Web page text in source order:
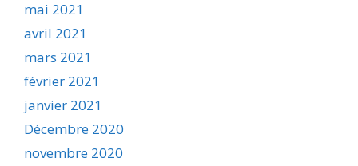
mai 2021
avril 2021
mars 2021
février 2021
janvier 2021
Décembre 2020
novembre 2020